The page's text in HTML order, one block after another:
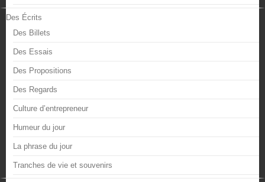
Des Écrits
Des Billets
Des Essais
Des Propositions
Des Regards
Culture d’entrepreneur
Humeur du jour
La phrase du jour
Tranches de vie et souvenirs